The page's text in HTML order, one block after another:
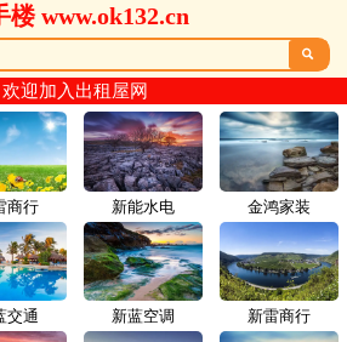
楼 www.ok132.cn

欢迎加入出租屋网
商行
交通
新能水电 金鸿家装
新蓝空调 新雷商行